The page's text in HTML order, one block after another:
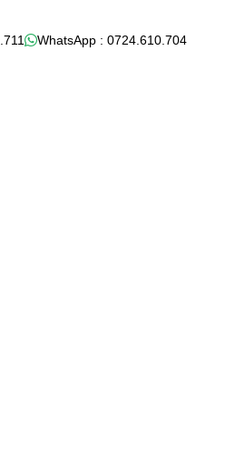
WhatsApp : 0724.610.704